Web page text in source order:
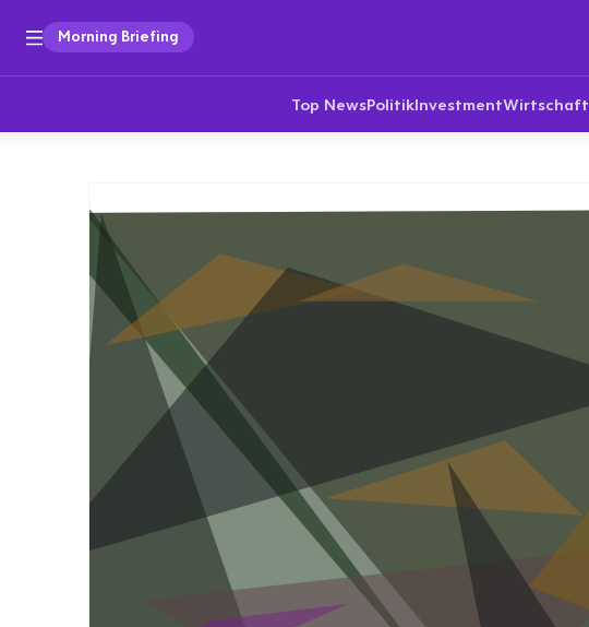
Morning Briefing
Top NewsPolitikInvestmentWirtschaft